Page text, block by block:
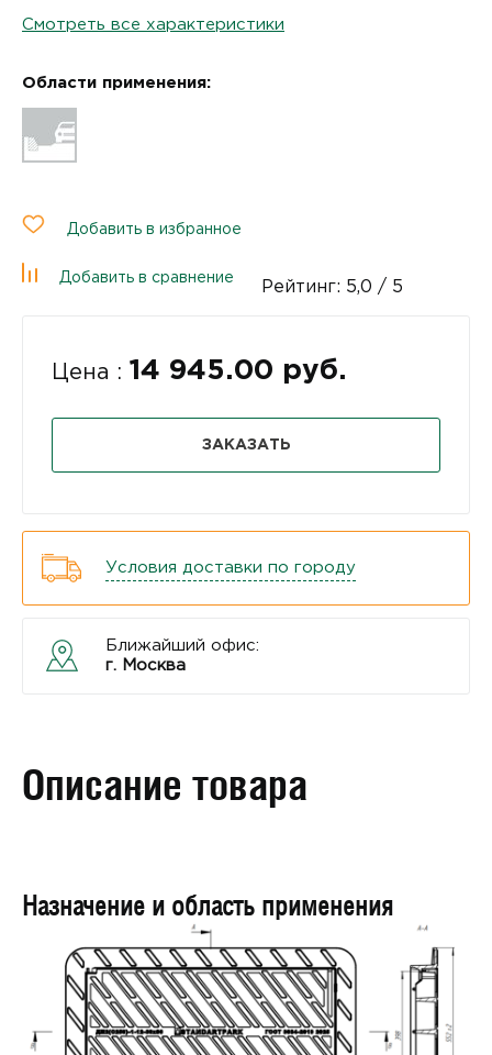
Смотреть все характеристики
Области применения:
Добавить в избранное
Добавить в сравнение
Рейтинг: 5,0 / 5
Цена : 14 945.00 руб.
ЗАКАЗАТЬ
Условия доставки по городу
Ближайший офис:
г. Москва
Описание товара
Назначение и область применения